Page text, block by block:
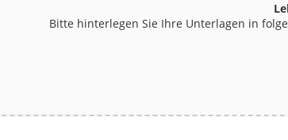
Bitte hinterlegen Sie Ihre Unterlagen in